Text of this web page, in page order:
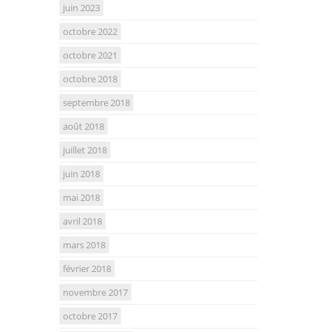
juin 2023
octobre 2022
octobre 2021
octobre 2018
septembre 2018
août 2018
juillet 2018
juin 2018
mai 2018
avril 2018
mars 2018
février 2018
novembre 2017
octobre 2017